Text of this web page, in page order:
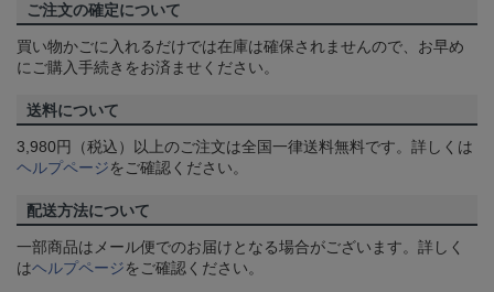
ご注文の確定について
買い物かごに入れるだけでは在庫は確保されませんので、お早め
にご購入手続きをお済ませください。
送料について
3,980円（税込）以上のご注文は全国一律送料無料です。詳しくは
ヘルプページをご確認ください。
配送方法について
一部商品はメール便でのお届けとなる場合がございます。詳しく
はヘルプページをご確認ください。